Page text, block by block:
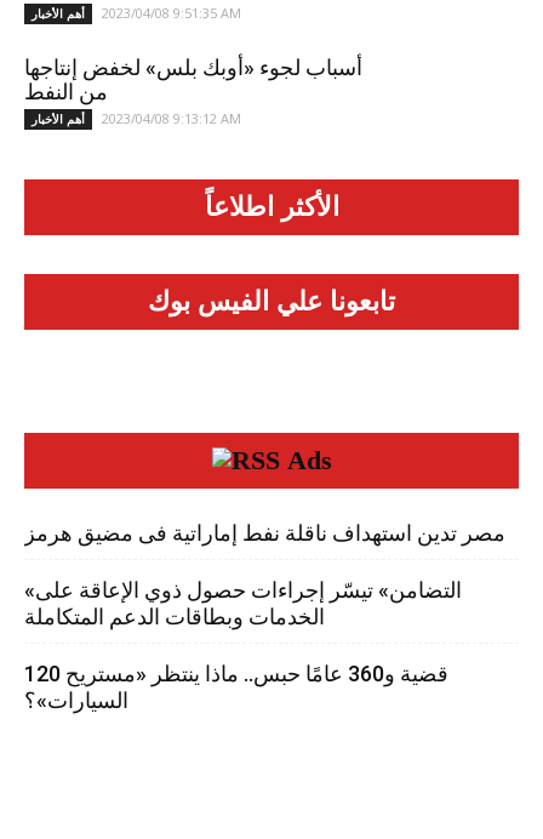
أهم الأخبار 2023/04/08 9:51:35 AM
أسباب لجوء «أوبك بلس» لخفض إنتاجها
من النفط
أهم الأخبار 2023/04/08 9:13:12 AM
الأكثر اطلاعاً
تابعونا علي الفيس بوك
Ads
مصر تدين استهداف ناقلة نفط إماراتية فى مضيق هرمز
«التضامن» تيسّر إجراءات حصول ذوي الإعاقة على
الخدمات وبطاقات الدعم المتكاملة
120 قضية و360 عامًا حبس.. ماذا ينتظر «مستريح
السيارات»؟